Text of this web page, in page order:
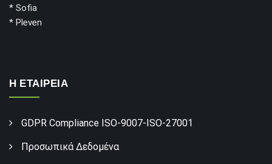
* Sofia
* Pleven
Η ΕΤΑΙΡΕΙΑ
GDPR Compliance ISO-9007-ISO-27001
Προσωπικά Δεδομένα